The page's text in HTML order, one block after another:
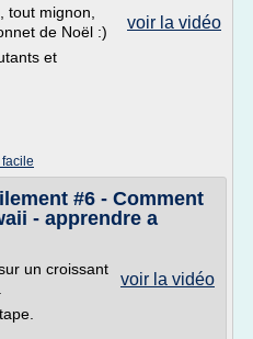
voir la vidéo
tout mignon,
de Noël :)
et
#6 - Comment
- apprendre a
voir la vidéo
un croissant